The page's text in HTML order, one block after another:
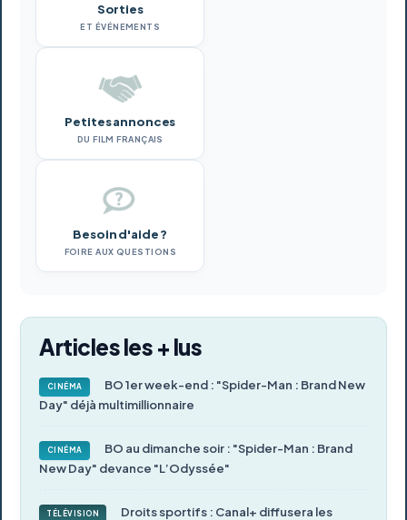
Sorties
ET ÉVÉNEMENTS
Petites annonces
DU FILM FRANÇAIS
Besoin d'aide ?
FOIRE AUX QUESTIONS
Articles les + lus
CINÉMA
BO 1er week-end : "Spider-Man : Brand New
Day" déjà multimillionnaire
CINÉMA
BO au dimanche soir : "Spider-Man : Brand
New Day" devance "L’Odyssée"
TÉLÉVISION
Droits sportifs : Canal+ diffusera les